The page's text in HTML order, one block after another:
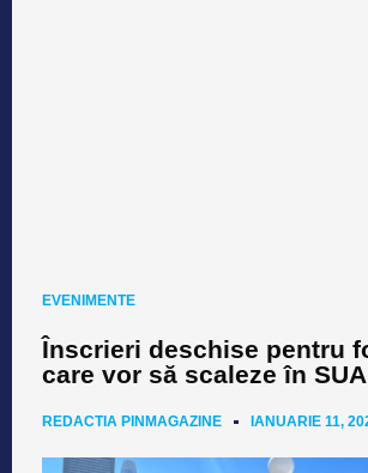
EVENIMENTE
Înscrieri deschise pentru
care vor să scaleze în SUA
REDACTIA PINMAGAZINE IANUARIE 11,